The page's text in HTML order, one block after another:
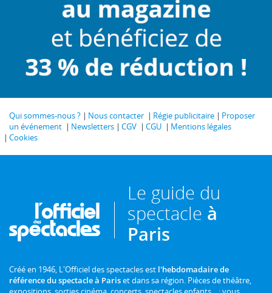
Qui sommes-nous ? Nous contacter Régie publicitaire
Proposer
un événement
Newsletters CGV CGU
Mentions légales
Cookies
Le guide du
spectacle à
Paris
Créé en 1946, L'Officiel des spectacles est l'hebdomadaire de
référence du spectacle à Pariset dans sa région. Pièces de théâtre,